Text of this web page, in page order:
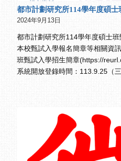
都市計劃研究所114學年度碩
2024年9月13日
都市計劃研究所114學年度碩士
本校甄試入學報名簡章等相關資
班甄試入學招生簡章(https://
系統開放登錄時間：113.9.25（